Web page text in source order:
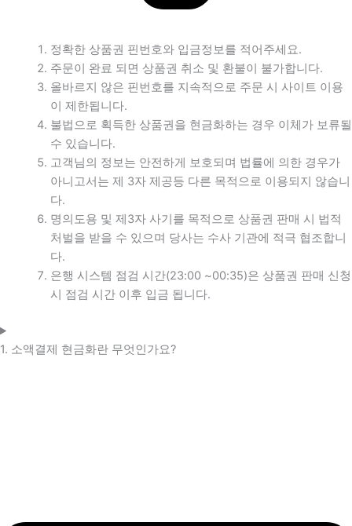
정확한 상품권 핀번호와 입금정보를 적어주세요.
주문이 완료 되면 상품권 취소 및 환불이 불가합니다.
올바르지 않은 핀번호를 지속적으로 주문 시 사이트 이용
이 제한됩니다.
불법으로 획득한 상품권을 현금화하는 경우 이체가 보류될
수 있습니다.
고객님의 정보는 안전하게 보호되며 법률에 의한 경우가
아니고서는 제 3자 제공등 다른 목적으로 이용되지 않습니
다.
명의도용 및 제3자 사기를 목적으로 상품권 판매 시 법적
처벌을 받을 수 있으며 당사는 수사 기관에 적극 협조합니
다.
은행 시스템 점검 시간(23:00 ~00:35)은 상품권 판매 신청
시 점검 시간 이후 입금 됩니다.
1. 소액결제 현금화란 무엇인가요?